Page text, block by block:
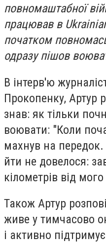
повномаштабної
працював в
початком
одразу пішов
В інтерв'ю
Прокопенку, Артур
знав: як тільки
воювати: "Коли
махнув на
йти не довелося:
кілометрів від мого
Також Артур
живе у тимчасово
і активно